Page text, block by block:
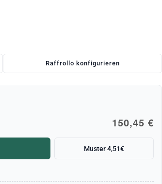
Raffrollo konfigurieren
150,45 €
Muster 4,51€